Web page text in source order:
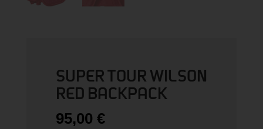
SUPER TOUR WILSON
RED BACKPACK
95,00 €